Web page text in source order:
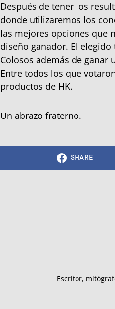
Después de tener los
donde utilizaremos los
las mejores opciones que
diseño ganador. El
Colosos además de
Entre todos los que
productos de HK.
Un abrazo fraterno.
SHARE
Escritor,